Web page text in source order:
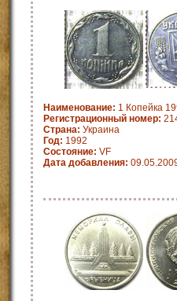
Наименование: 1 Копейка
Регистрационный номер:
Страна: Украина
Год: 1992
Состояние: VF
Дата добавления: